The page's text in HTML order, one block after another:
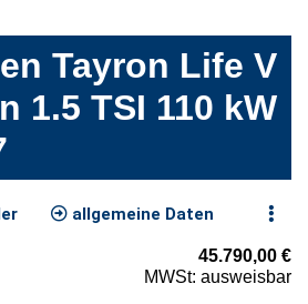
Tayron Life V
1.5 TSI 110 kW
allgemeine Daten
45.790,00 €
MWSt: ausweisbar